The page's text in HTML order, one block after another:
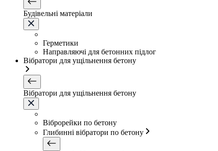
Будівельні матеріали
Герметики
Направляючі для бетонних підлог
Вібратори для ущільнення бетону
Вібратори для ущільнення бетону
Віброрейки по бетону
Глибинні вібратори по бетону